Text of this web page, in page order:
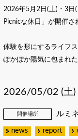
2026年5月2日(土)・3日
Picnicな休日」が開催さ
体験を形にするライフ
ぽかぽか陽気に包まれ
2026/05/02 (土)
開催場所 ルミ
news report